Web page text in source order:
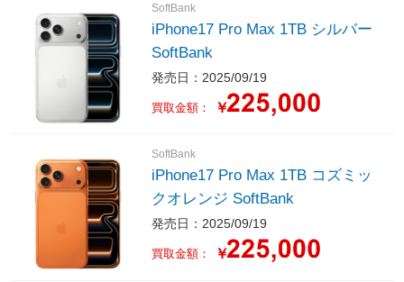
SoftBank
iPhone17 Pro Max 1TB シルバー
SoftBank
発売日：2025/09/19
買取金額： ￥
SoftBank
iPhone17 Pro Max 1TB コズミッ
クオレンジ SoftBank
発売日：2025/09/19
買取金額： ￥